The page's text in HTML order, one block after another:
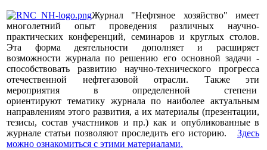
Журнал "Нефтяное хозяйство" имеет
многолетний опыт проведения различных научно-
практических конференций, семинаров и круглых столов.
Эта форма деятельности дополняет и расширяет
возможности журнала по решению его основной задачи -
способствовать развитию научно-технического прогресса
отечественной нефтегазовой отрасли. Также эти
мероприятия в определенной степени
ориентируют тематику журнала по наиболее актуальным
направлениям этого развития, а их материалы (презентации,
тезисы, состав участников и пр.) как и опубликованные в
журнале статьи позволяют проследить его историю. Здесь
можно ознакомиться с этими материалами.